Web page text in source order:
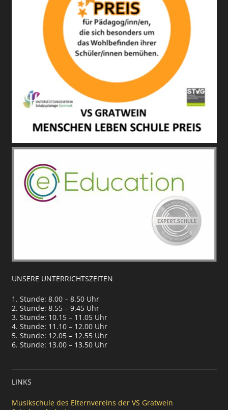
UNSERE UNTERRICHTSZEITEN
1. Stunde: 8.00 – 8.50 Uhr
2. Stunde: 8.55 – 9.45 Uhr
3. Stunde: 10.15 – 11.05 Uhr
4. Stunde: 11.10 – 12.00 Uhr
5. Stunde: 12.05 – 12.55 Uhr
6. Stunde: 13.00 – 13.50 Uhr
LINKS
Musikschule des Elternvereins der VS Gratwein